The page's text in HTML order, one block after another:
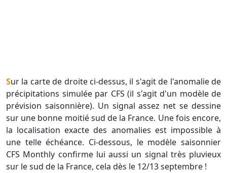
Sur la carte de droite ci-dessus, il s'agit de l'anomalie de
précipitations simulée par CFS (il s'agit d'un modèle de
prévision saisonnière). Un signal assez net se dessine
sur une bonne moitié sud de la France. Une fois encore,
la localisation exacte des anomalies est impossible à
une telle échéance. Ci-dessous, le modèle saisonnier
CFS Monthly confirme lui aussi un signal très pluvieux
sur le sud de la France, cela dès le 12/13 septembre !